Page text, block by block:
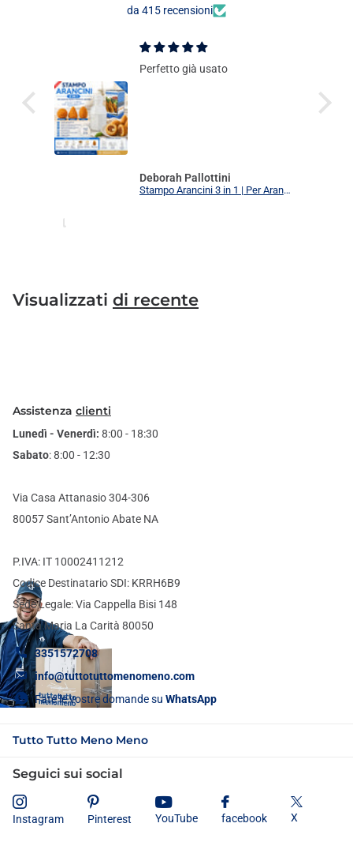
da 415 recensioni
Perfetto già usato
Deborah Pallottini
Stampo Arancini 3 in 1 | Per Arancini, Supplì e Polpette Uniformi | 3 Forme Intercambiabili Food Grade + Ricettario
Visualizzati di recente
Assistenza clienti
Lunedì - Venerdì: 8:00 - 18:30
Sabato: 8:00 - 12:30
Via Casa Attanasio 304-306
80057 Sant’Antonio Abate NA
P.IVA: IT 10002411212
Codice Destinatario SDI: KRRH6B9
Sede Legale: Via Cappella Bisi 148
Santa Maria La Carità 80050
3351572708
info@tuttotuttomenomeno.com
Fate le vostre domande su WhatsApp
Tutto Tutto Meno Meno
Seguici sui social
Instagram Pinterest YouTube facebook X